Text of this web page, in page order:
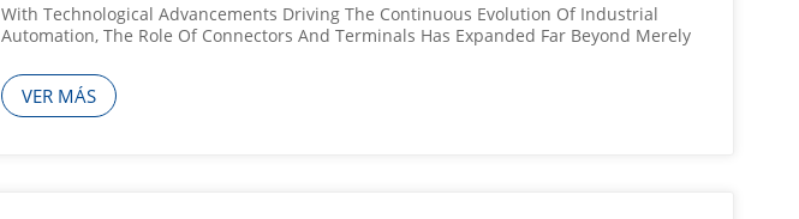
With Technological Advancements Driving The Continuous Evolution Of Industrial
Automation, The Role Of Connectors And Terminals Has Expanded Far Beyond Merely
Integral Not Only For Current Transmission But Also For Signal T...
VER MÁS